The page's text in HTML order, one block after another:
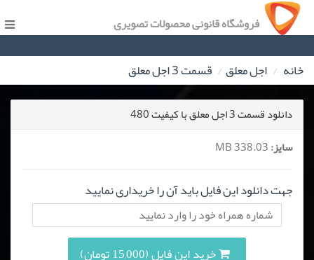
فروشگاه قانونی محصولات تصویری
خانه اجل معلق قسمت 3 اجل معلق
دانلود قسمت 3 اجل معلق با کیفیت 480
سایز:
جهت دانلود این فایل باید آن را خریداری نمایید
خرید این فایل (15,000 تومان)